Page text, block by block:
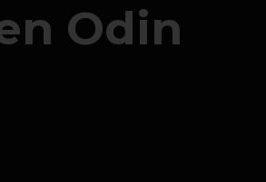
Odin